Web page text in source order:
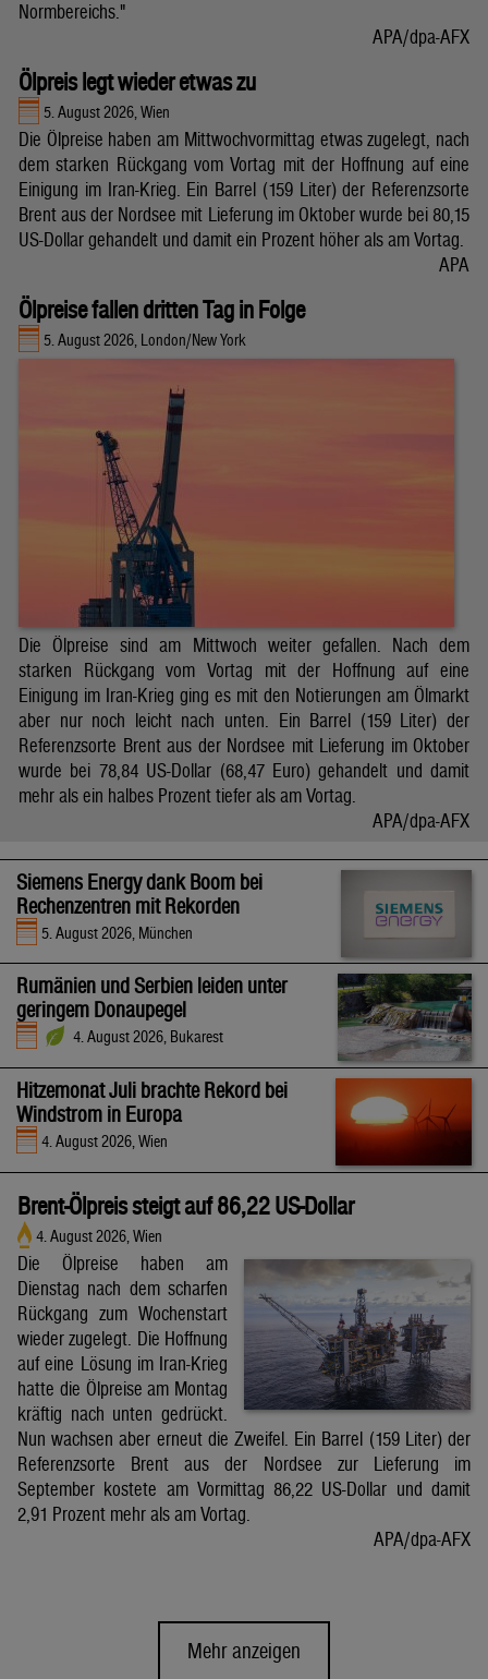
Normbereichs."
APA/dpa-AFX
Ölpreis legt wieder etwas zu
5. August 2026, Wien
Die Ölpreise haben am Mittwochvormittag etwas zugelegt, nach
dem starken Rückgang vom Vortag mit der Hoffnung auf eine
Einigung im Iran-Krieg. Ein Barrel (159 Liter) der Referenzsorte
Brent aus der Nordsee mit Lieferung im Oktober wurde bei 80,15
US-Dollar gehandelt und damit ein Prozent höher als am Vortag.
APA
Ölpreise fallen dritten Tag in Folge
5. August 2026, London/New York
Die Ölpreise sind am Mittwoch weiter gefallen. Nach dem
starken Rückgang vom Vortag mit der Hoffnung auf eine
Einigung im Iran-Krieg ging es mit den Notierungen am Ölmarkt
aber nur noch leicht nach unten. Ein Barrel (159 Liter) der
Referenzsorte Brent aus der Nordsee mit Lieferung im Oktober
wurde bei 78,84 US-Dollar (68,47 Euro) gehandelt und damit
mehr als ein halbes Prozent tiefer als am Vortag.
APA/dpa-AFX
Siemens Energy dank Boom bei
Rechenzentren mit Rekorden
5. August 2026, München
Rumänien und Serbien leiden unter
geringem Donaupegel
4. August 2026, Bukarest
Hitzemonat Juli brachte Rekord bei
Windstrom in Europa
4. August 2026, Wien
Brent-Ölpreis steigt auf 86,22 US-Dollar
4. August 2026, Wien
Die Ölpreise haben am
Dienstag nach dem scharfen
Rückgang zum Wochenstart
wieder zugelegt. Die Hoffnung
auf eine Lösung im Iran-Krieg
hatte die Ölpreise am Montag
kräftig nach unten gedrückt.
Nun wachsen aber erneut die Zweifel. Ein Barrel (159 Liter) der
Referenzsorte Brent aus der Nordsee zur Lieferung im
September kostete am Vormittag 86,22 US-Dollar und damit
2,91 Prozent mehr als am Vortag.
APA/dpa-AFX
Mehr anzeigen